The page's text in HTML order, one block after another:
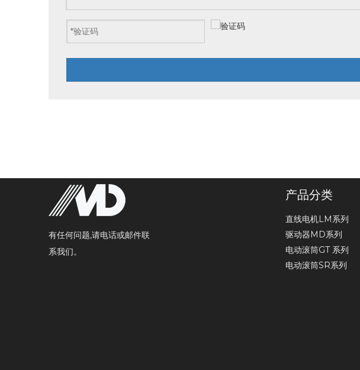
有任何问题,请电话或邮件联
系我们。
产品分类
直线电机LM系列
驱动器MD系列
电动滚筒GT 系列
电动滚筒SR系列